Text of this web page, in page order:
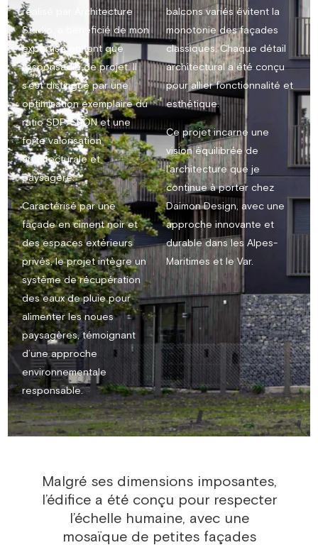
réalisé par Architecture
Studio, a bénéficié de mon
expertise en tant que
responsable de projet. Il
s’est distingué par une
optimisation exemplaire du
ratio SDP/SHON et une
forte valorisation
architecturale et
paysagère.
Caractérisé par une
façade en ciment noir et
des espaces extérieurs
privés, le projet intègre un
système de récupération
des eaux de pluie pour
alimenter les noues
paysagères, témoignant
d’une approche
environnementale
responsable.
balcons variés évitent la
monotonie des façades
classiques. Chaque détail
architectural a été conçu
pour allier fonctionnalité et
esthétique.
Ce projet incarne une
vision équilibrée de
l’architecture que je
continue à porter chez
Daimon Design, avec une
approche innovante et
durable dans les Alpes-
Maritimes et le Var.
Malgré ses dimensions imposantes,
l’édifice a été conçu pour respecter
l’échelle humaine, avec une
mosaïque de petites façades